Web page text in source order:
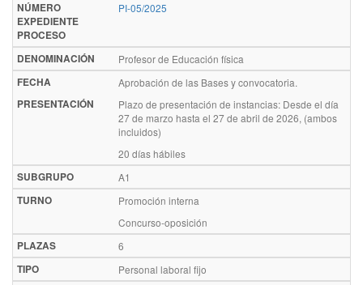
NÚMERO
EXPEDIENTE
PROCESO
PI-05/2025
DENOMINACIÓN
Profesor de Educación física
FECHA
PRESENTACIÓN
Aprobación de las Bases y convocatoria.
Plazo de presentación de instancias: Desde el día
27 de marzo hasta el 27 de abril de 2026, (ambos
incluidos)
20 días hábiles
SUBGRUPO
A1
TURNO
Promoción interna
Concurso-oposición
PLAZAS
6
TIPO
Personal laboral fijo